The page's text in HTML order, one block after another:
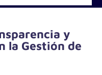
y
la Gestión de